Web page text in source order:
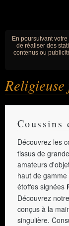
En poursuivant
de réaliser des
contenus ou
Coussins
Découvrez les
tissus de
amateurs
haut de
étoffes signées
Découvrez
conçus à la
singulière.